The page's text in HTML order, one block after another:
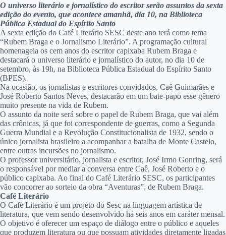
O universo literário e jornalístico do escritor serão assuntos da sexta
edição do evento, que acontece amanhã, dia 10, na Biblioteca
Pública Estadual do Espírito Santo
A sexta edição do Café Literário SESC deste ano terá como tema
“Rubem Braga e o Jornalismo Literário”. A programação cultural
homenageia os cem anos do escritor capixaba Rubem Braga e
destacará o universo literário e jornalístico do autor, no dia 10 de
setembro, às 19h, na Biblioteca Pública Estadual do Espírito Santo
(BPES).
Na ocasião, os jornalistas e escritores convidados, Caê Guimarães e
José Roberto Santos Neves, destacarão em um bate-papo esse gênero
muito presente na vida de Rubem.
O assunto da noite será sobre o papel de Rubem Braga, que vai além
das crônicas, já que foi correspondente de guerras, como a Segunda
Guerra Mundial e a Revolução Constitucionalista de 1932, sendo o
único jornalista brasileiro a acompanhar a batalha de Monte Castelo,
entre outras incursões no jornalismo.
O professor universitário, jornalista e escritor, José Irmo Gonring, será
o responsável por mediar a conversa entre Caê, José Roberto e o
público capixaba. Ao final do Café Literário SESC, os participantes
vão concorrer ao sorteio da obra “Aventuras”, de Rubem Braga.
Café Literário
O Café Literário é um projeto do Sesc na linguagem artística de
literatura, que vem sendo desenvolvido há seis anos em caráter mensal.
O objetivo é oferecer um espaço de diálogo entre o público e aqueles
que produzem literatura ou que possuam atividades diretamente ligadas